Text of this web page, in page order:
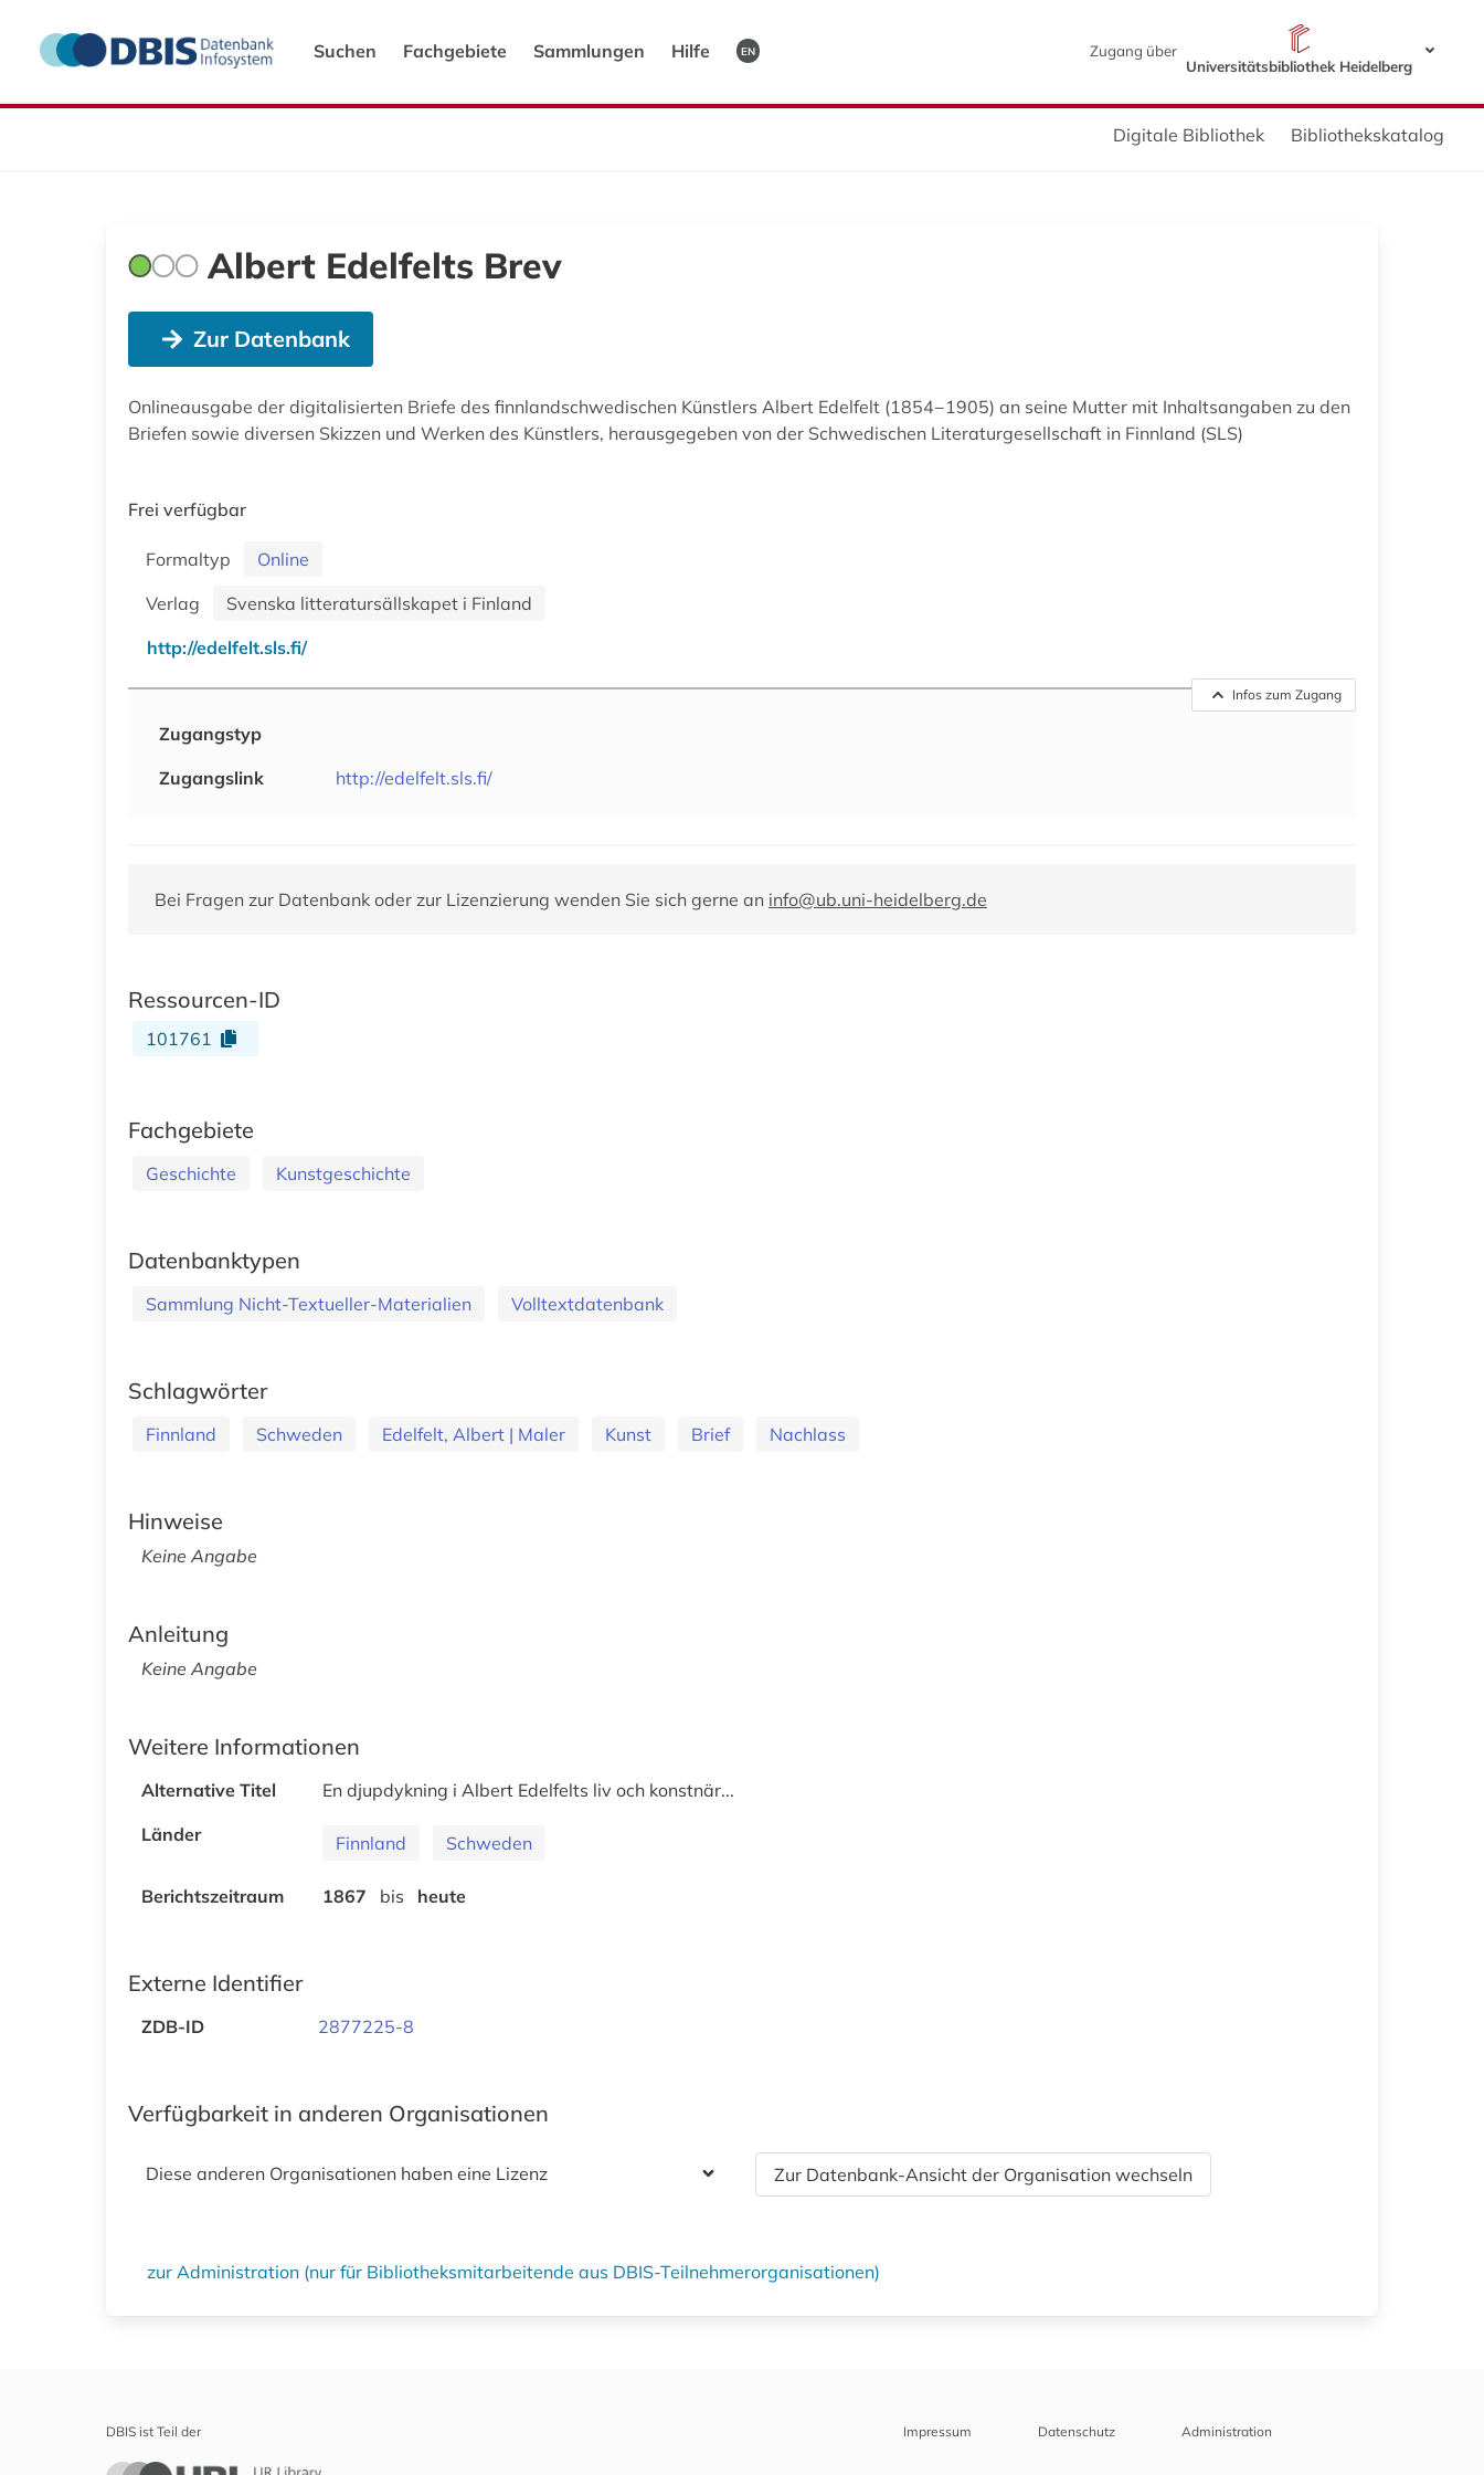
Suchen Fachgebiete Sammlungen Hilfe EN
Zugang über
Universitätsbibliothek Heidelberg
Digitale Bibliothek Bibliothekskatalog
Albert Edelfelts Brev
Zur Datenbank
Onlineausgabe der digitalisierten Briefe des finnlandschwedischen Künstlers Albert Edelfelt (1854−1905) an seine Mutter mit Inhaltsangaben zu den
Briefen sowie diversen Skizzen und Werken des Künstlers, herausgegeben von der Schwedischen Literaturgesellschaft in Finnland (SLS)
Frei verfügbar
Formaltyp
Online
Verlag
Svenska litteratursällskapet i Finland
http://edelfelt.sls.fi/
Infos zum Zugang
Zugangstyp
Zugangslink
http://edelfelt.sls.fi/
Bei Fragen zur Datenbank oder zur Lizenzierung wenden Sie sich gerne an info@ub.uni-heidelberg.de
Ressourcen-ID
101761
Fachgebiete
Geschichte Kunstgeschichte
Datenbanktypen
Sammlung Nicht-Textueller-Materialien Volltextdatenbank
Schlagwörter
Finnland Schweden Edelfelt, Albert | Maler Kunst Brief Nachlass
Hinweise
Keine Angabe
Anleitung
Keine Angabe
Weitere Informationen
Alternative Titel
En djupdykning i Albert Edelfelts liv och konstnär...
Länder
Finnland Schweden
Berichtszeitraum 1867 bis heute
Externe Identifier
ZDB-ID 2877225-8
Verfügbarkeit in anderen Organisationen
Diese anderen Organisationen haben eine Lizenz Zur Datenbank-Ansicht der Organisation wechseln
zur Administration (nur für Bibliotheksmitarbeitende aus DBIS-Teilnehmerorganisationen)
DBIS ist Teil der Impressum Datenschutz Administration